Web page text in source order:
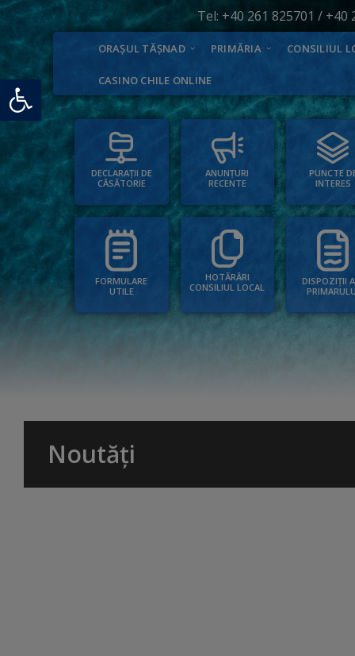
Deschide bara de unelte
Tel: +40 261 825701 / +40
ORAȘUL TĂȘNAD PRIMĂRIA CONSILIUL
CASINO CHILE ONLINE
DECLARAȚII DE
CĂSĂTORIE
ANUNȚURI
RECENTE
PUNCTE
INTERES
FORMULARE
UTILE
HOTĂRÂRI
CONSILIUL LOCAL
DISPOZIȚII
Noutăți